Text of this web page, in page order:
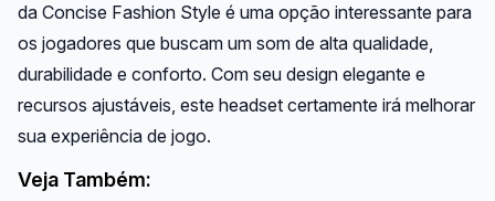
da Concise Fashion Style é uma opção interessante para
os jogadores que buscam um som de alta qualidade,
durabilidade e conforto. Com seu design elegante e
recursos ajustáveis, este headset certamente irá melhorar
sua experiência de jogo.
Veja Também: